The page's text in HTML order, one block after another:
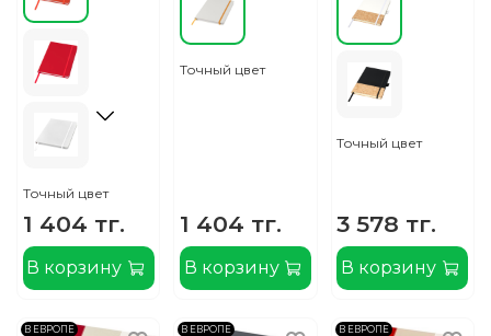
Точный цвет
1 404 тг.
В корзину
Точный цвет
1 404 тг.
В корзину
Точный цвет
3 578 тг.
В корзину
В ЕВРОПЕ В ЕВРОПЕ В ЕВРОПЕ